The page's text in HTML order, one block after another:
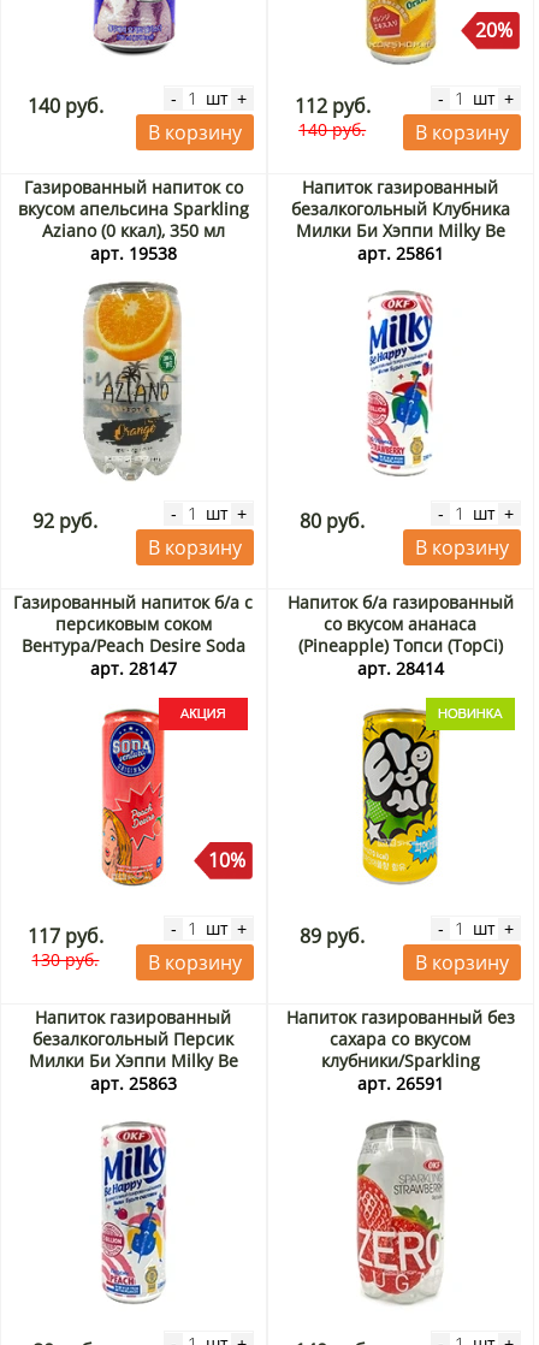
140 руб. - шт +
В корзину
20%
112 руб.
140 руб.
- шт +
В корзину
Газированный напиток со
вкусом апельсина Sparkling
Aziano (0 ккал), 350 мл
арт. 19538
92 руб. - шт +
В корзину
Напиток газированный
безалкогольный Клубника
Милки Би Хэппи Milky Be
Happy OKF, Корея, 250 мл
арт. 25861
80 руб. - шт +
В корзину
Газированный напиток б/а с
персиковым соком
Вентура/Peach Desire Soda
Ventura Rita, Вьетнам, 330
арт. 28147
10%
117 руб.
130 руб.
- шт +
В корзину
Напиток б/а газированный
со вкусом ананаса
(Pineapple) Топси (TopCi)
Ilhwa, Корея, 190 мл
арт. 28414
89 руб. - шт +
В корзину
Напиток газированный
безалкогольный Персик
Милки Би Хэппи Milky Be
Happy OKF, Корея, 250 мл
арт. 25863
Напиток газированный без
сахара со вкусом
клубники/Sparkling
strawberry zero sugar OKF,
арт. 26591